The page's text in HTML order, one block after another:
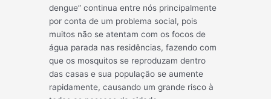
dengue” continua entre nós principalmente
por conta de um problema social, pois
muitos não se atentam com os focos de
água parada nas residências, fazendo com
que os mosquitos se reproduzam dentro
das casas e sua população se aumente
rapidamente, causando um grande risco à